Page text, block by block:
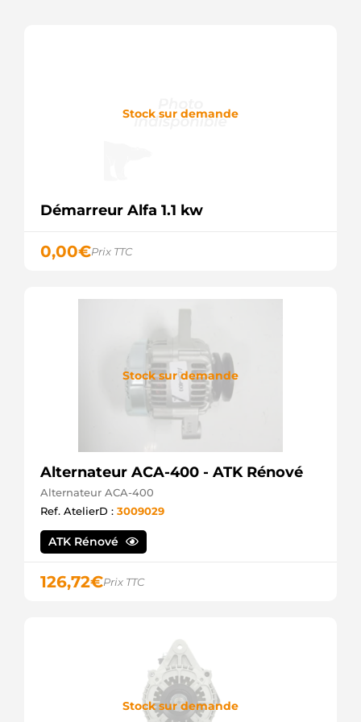
Stock sur demande
Démarreur Alfa 1.1 kw
0,00€Prix TTC
Stock sur demande
Alternateur ACA-400 - ATK Rénové
Alternateur ACA-400
Ref. AtelierD : 3009029
ATK Rénové
126,72€Prix TTC
Stock sur demande